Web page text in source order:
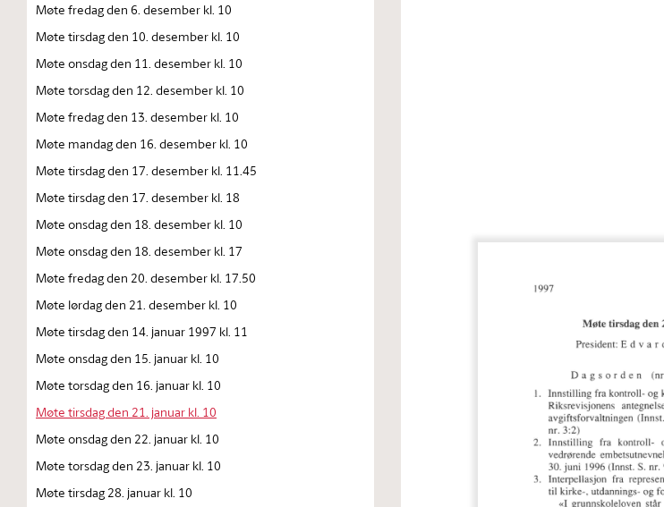
Møte fredag den 6. desember kl. 10
Møte tirsdag den 10. desember kl. 10
Møte onsdag den 11. desember kl. 10
Møte torsdag den 12. desember kl. 10
Møte fredag den 13. desember kl. 10
Møte mandag den 16. desember kl. 10
Møte tirsdag den 17. desember kl. 11.45
Møte tirsdag den 17. desember kl. 18
Møte onsdag den 18. desember kl. 10
Møte onsdag den 18. desember kl. 17
Møte fredag den 20. desember kl. 17.50
Møte lørdag den 21. desember kl. 10
Møte tirsdag den 14. januar 1997 kl. 11
Møte onsdag den 15. januar kl. 10
Møte torsdag den 16. januar kl. 10
Møte tirsdag den 21. januar kl. 10
Møte onsdag den 22. januar kl. 10
Møte torsdag den 23. januar kl. 10
Møte tirsdag 28. januar kl. 10